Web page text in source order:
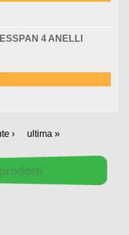
4 ANELLI
› ultima »